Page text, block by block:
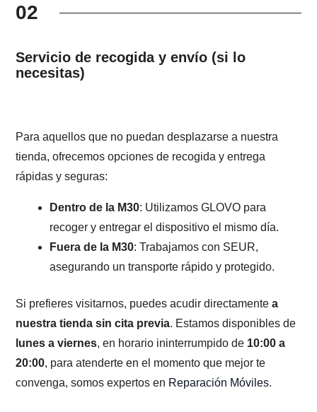
02
Servicio de recogida y envío (si lo
necesitas)
Para aquellos que no puedan desplazarse a nuestra
tienda, ofrecemos opciones de recogida y entrega
rápidas y seguras:
Dentro de la M30: Utilizamos GLOVO para
recoger y entregar el dispositivo el mismo día.
Fuera de la M30: Trabajamos con SEUR,
asegurando un transporte rápido y protegido.
Si prefieres visitarnos, puedes acudir directamentea
nuestra tienda sin cita previa. Estamos disponibles de
lunes a viernes, en horario ininterrumpido de 10:00 a
20:00, para atenderte en el momento que mejor te
convenga, somos expertos en Reparación Móviles.